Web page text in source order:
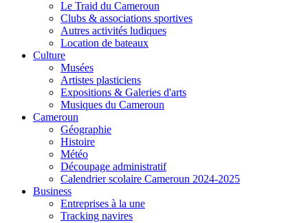
Le Traid du Cameroun
Clubs & associations sportives
Autres activités ludiques
Location de bateaux
Culture
Musées
Artistes plasticiens
Expositions & Galeries d'arts
Musiques du Cameroun
Cameroun
Géographie
Histoire
Météo
Découpage administratif
Calendrier scolaire Cameroun 2024-2025
Business
Entreprises à la une
Tracking navires